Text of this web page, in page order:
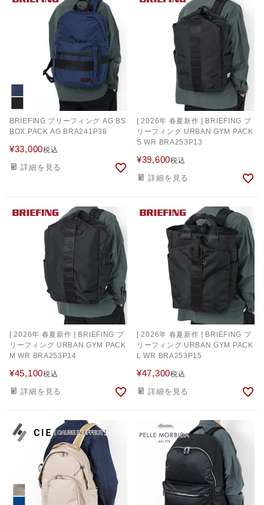
BRIEFING ブリーフィング AG BS
BOX PACK AG BRA241P38
¥33,000税込
詳細を見る
[ 2026年 春夏新作 ] BRIEFING ブ
リーフィング URBAN GYM PACK
S WR BRA253P13
¥39,600税込
詳細を見る
[ 2026年 春夏新作 ] BRIEFING ブ
リーフィング URBAN GYM PACK
M WR BRA253P14
¥45,100税込
詳細を見る
[ 2026年 春夏新作 ] BRIEFING ブ
リーフィング URBAN GYM PACK
L WR BRA253P15
¥47,300税込
詳細を見る